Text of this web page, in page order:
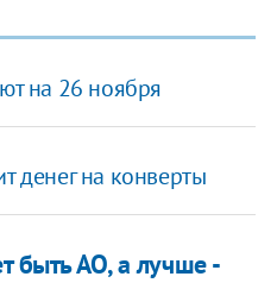
на 26 ноября
денег на конверты
быть АО, а лучше -